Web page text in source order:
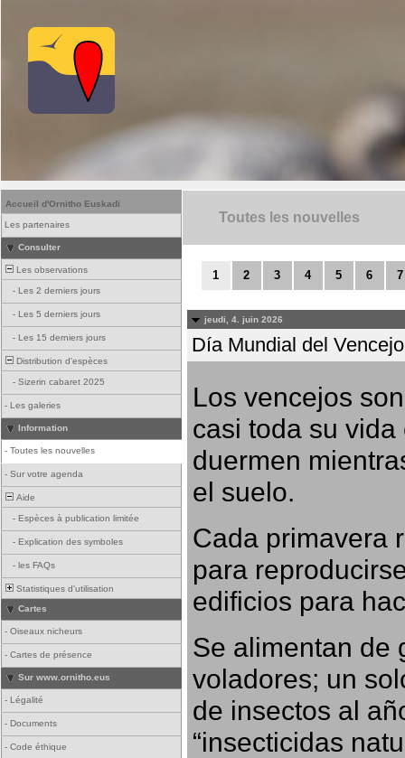
Accueil d'Ornitho Euskadi
Les partenaires
Consulter
Les observations
- Les 2 derniers jours
- Les 5 derniers jours
- Les 15 derniers jours
Distribution d'espèces
- Sizerin cabaret 2025
- Les galeries
Information
- Toutes les nouvelles
- Sur votre agenda
Aide
- Espèces à publication limitée
- Explication des symboles
- les FAQs
Statistiques d'utilisation
Cartes
- Oiseaux nicheurs
- Cartes de présence
Sur www.ornitho.eus
- Légalité
- Documents
- Code éthique
Toutes les nouvelles
1 2 3 4 5 6 7
jeudi, 4. juin 2026
Día Mundial del
Los vencejos
casi toda su
duermen
el suelo.
Cada primavera
para
edificios para
Se alimentan de
voladores; un
de insectos al
“insecticidas